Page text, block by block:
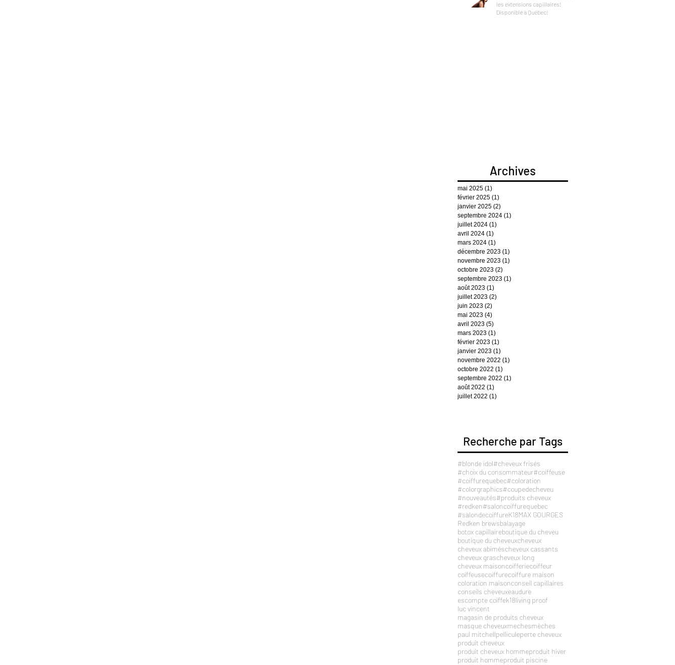
les extensions capillaires!
Disponible à Québec!
Archives
mai 2025 (1)
février 2025 (1)
janvier 2025 (2)
septembre 2024 (1)
juillet 2024 (1)
avril 2024 (1)
mars 2024 (1)
décembre 2023 (1)
novembre 2023 (1)
octobre 2023 (2)
septembre 2023 (1)
août 2023 (1)
juillet 2023 (2)
juin 2023 (2)
mai 2023 (4)
avril 2023 (5)
mars 2023 (1)
février 2023 (1)
janvier 2023 (1)
novembre 2022 (1)
octobre 2022 (1)
septembre 2022 (1)
août 2022 (1)
juillet 2022 (1)
Recherche par Tags
#blonde idol#cheveux frisés
#choix du consommateur#coiffeuse
#coiffurequebec#coloration
#colorgraphics#coupedecheveu
#nouveautés#produits cheveux
#redken#saloncoiffurequebec
#salondecoiffureK18MAX GOURGES
Redken brewsbalayage
botox capillaireboutique du cheveu
boutique du cheveuxcheveux
cheveux abiméscheveux cassants
cheveux grascheveux long
cheveux maisoncoifferiecoiffeur
coiffeusecoiffurecoiffure maison
coloration maisonconseil capillaires
conseils cheveuxeaudure
escompte coiffek18living proof
luc vincent
magasin de produits cheveux
masque cheveuxmechesmèches
paul mitchellpelliculeperte cheveux
produit cheveux
produit cheveux hommeproduit hiver
produit hommeproduit piscine